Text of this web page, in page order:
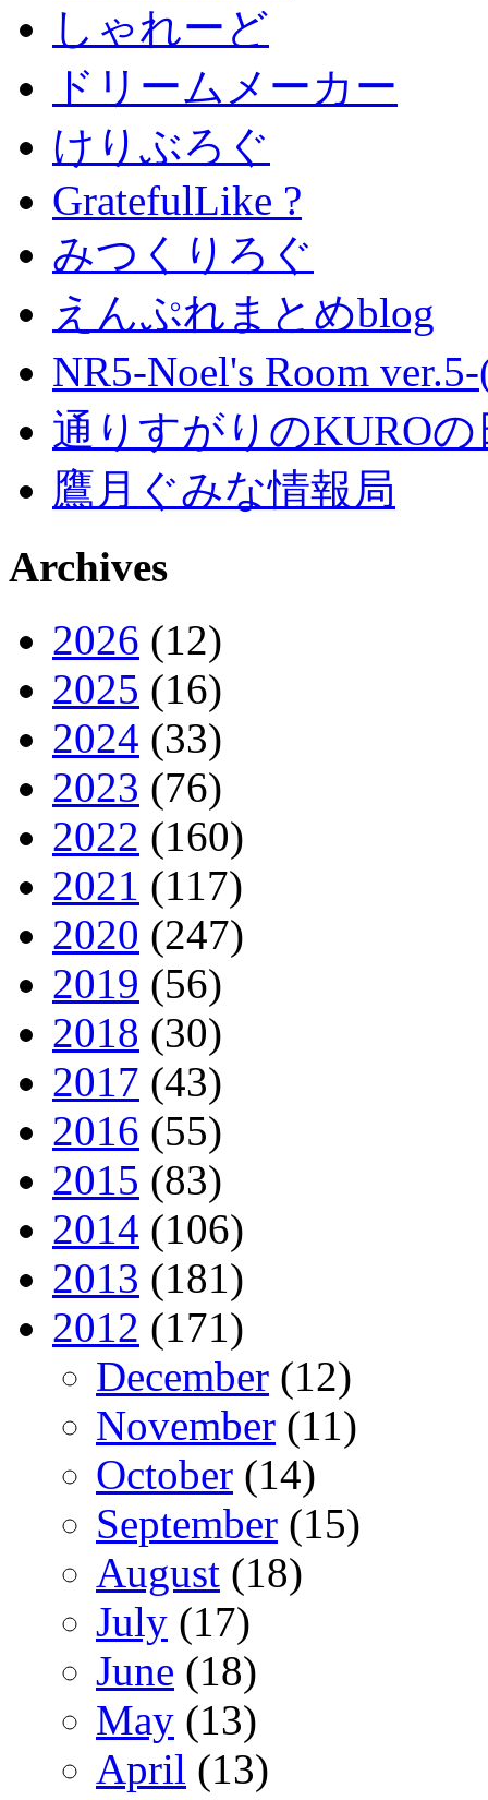
しゃれーど
ドリームメーカー
けりぶろぐ
GratefulLike ?
みつくりろぐ
えんぷれまとめblog
NR5-Noel's Room
通りすがりのKURO
鷹月ぐみな情報局
Archives
2026 (12)
2025 (16)
2024 (33)
2023 (76)
2022 (160)
2021 (117)
2020 (247)
2019 (56)
2018 (30)
2017 (43)
2016 (55)
2015 (83)
2014 (106)
2013 (181)
2012 (171)
December (12)
November (11)
October (14)
September (15)
August (18)
July (17)
June (18)
May (13)
April (13)